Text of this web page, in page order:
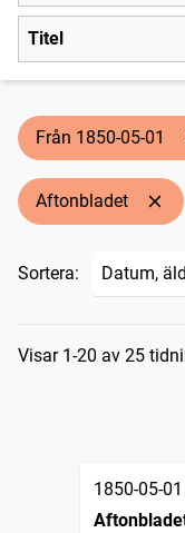
Titel
Från 1850-05-01
Aftonbladet
Sortera:
Visar 1-20 av 25
1850-05-01